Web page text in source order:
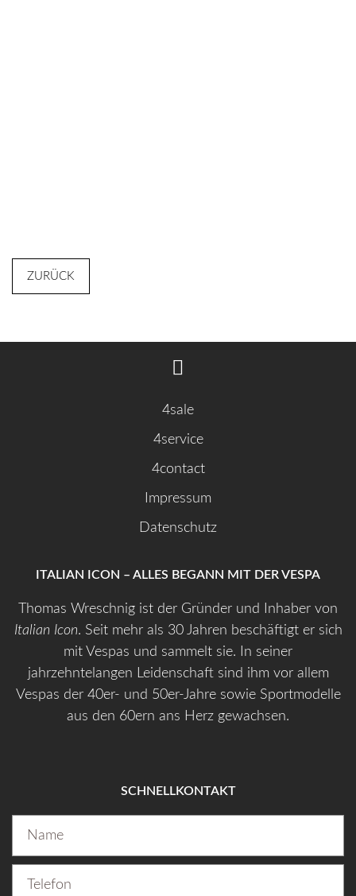
ZURÜCK
4sale
4service
4contact
Impressum
Datenschutz
ITALIAN ICON – ALLES BEGANN MIT DER VESPA
Thomas Wreschnig ist der Gründer und Inhaber von
Italian Icon. Seit mehr als 30 Jahren beschäftigt er sich
mit Vespas und sammelt sie. In seiner
jahrzehntelangen Leidenschaft sind ihm vor allem
Vespas der 40er- und 50er-Jahre sowie Sportmodelle
aus den 60ern ans Herz gewachsen.
SCHNELLKONTAKT